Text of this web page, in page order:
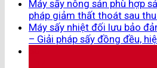
Máy sấy nông sản phù hợp
pháp giảm thất thoát sau
Máy sấy nhiệt đối lưu bảo
– Giải pháp sấy đồng đều,